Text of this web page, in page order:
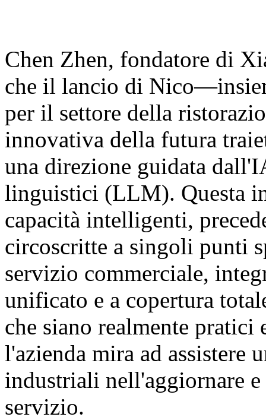
Chen Zhen, fondatore di
che il lancio di
per il settore della
innovativa della futura
una direzione guidata
linguistici (LLM). Questa
capacità intelligenti,
circoscritte a singoli punti
servizio commerciale,
unificato e a copertura
che siano realmente pratici
l'azienda mira ad assistere
industriali nell'aggiornare
servizio.